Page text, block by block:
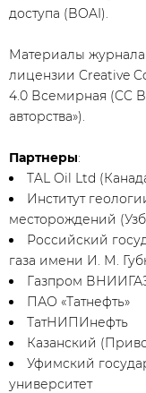
доступа (BOAI).
Материалы журнала
лицензии Creative
4.0 Всемирная (CC
авторства»).
Партнеры:
TAL Oil Ltd
Институт
месторождений
Российский
газа имени И. М.
Газпром
ПАО «Татнефть»
ТатНИПИнефть
Казанский
Уфимский
университет